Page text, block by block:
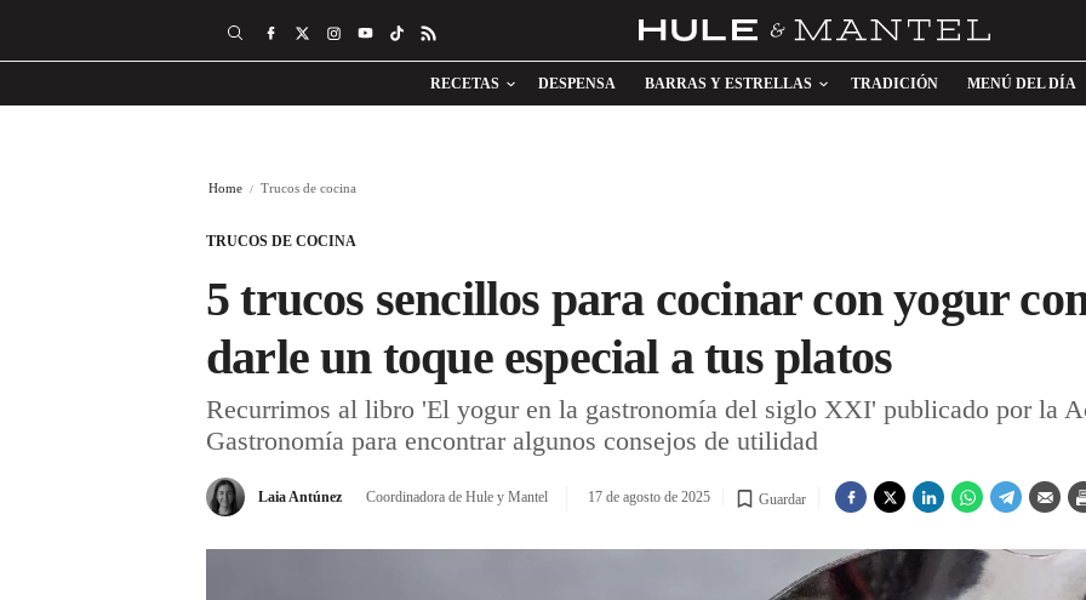
RECETAS DESPENSA BARRAS Y ESTRELLAS TRADICIÓN MENÚ DEL DÍA
Home Trucos de cocina
TRUCOS DE COCINA
5 trucos sencillos para cocinar con yogur
darle un toque especial a tus platos
Recurrimos al libro 'El yogur en la gastronomía del siglo XXI' publicado por la
Gastronomía para encontrar algunos consejos de utilidad
Laia Antúnez Coordinadora de Hule y Mantel 17 de agosto de 2025 Guardar